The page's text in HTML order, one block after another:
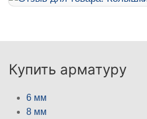
Купить арматуру
6 мм
8 мм